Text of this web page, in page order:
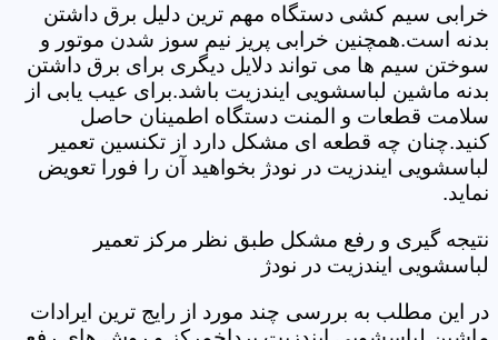
خرابی سیم کشی دستگاه مهم ترین دلیل برق داشتن
بدنه است.همچنین خرابی پریز نیم سوز شدن موتور و
سوختن سیم ها می تواند دلایل دیگری برای برق داشتن
بدنه ماشین لباسشویی ایندزیت باشد.برای عیب یابی از
سلامت قطعات و المنت دستگاه اطمینان حاصل
کنید.چنان چه قطعه ای مشکل دارد از تکنسین تعمیر
لباسشویی ایندزیت در نودژ بخواهید آن را فورا تعویض
نماید.
نتیجه گیری و رفع مشکل طبق نظر مرکز تعمیر
لباسشویی ایندزیت در نودژ
در این مطلب به بررسی چند مورد از رایج ترین ایرادات